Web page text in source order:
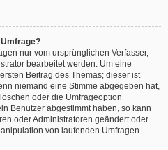
nur vom ursprünglichen Verfasser,
bearbeitet werden. Um eine
Beitrag des Themas; dieser ist
niemand eine Stimme abgegeben hat,
oder die Umfrageoption
Benutzer abgestimmt haben, so kann
oder Administratoren geändert oder
von laufenden Umfragen